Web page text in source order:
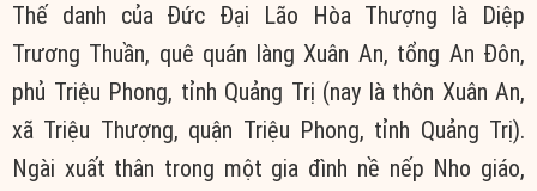
Thế danh của Đức Đại Lão Hòa Thượng là Diệp
Trương Thuần, quê quán làng Xuân An, tổng An Đôn,
phủ Triệu Phong, tỉnh Quảng Trị (nay là thôn Xuân An,
xã Triệu Thượng, quận Triệu Phong, tỉnh Quảng Trị).
Ngài xuất thân trong một gia đình nề nếp Nho giáo,